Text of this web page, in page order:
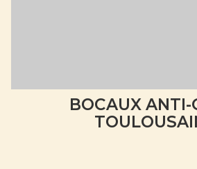
BOCAUX ANTI-